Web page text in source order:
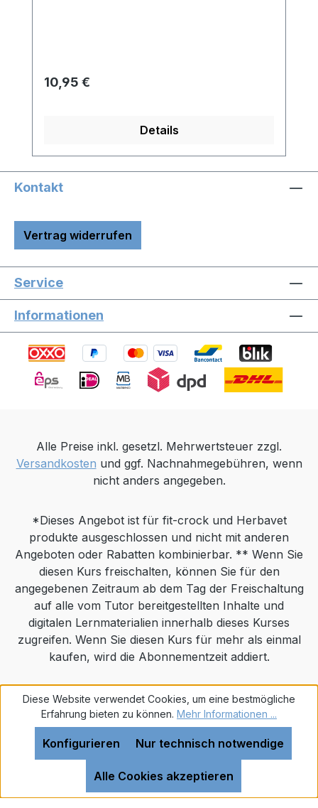
Ernährungsplan von Allergikern
BallaststoffgehaltFür eine vegetarische
Akzeptanz
Regulärer Preis:
10,95 €
Details
Kontakt
Vertrag widerrufen
Service
Informationen
Alle Preise inkl. gesetzl. Mehrwertsteuer zzgl.
Versandkosten und ggf. Nachnahmegebühren, wenn
nicht anders angegeben.
*Dieses Angebot ist für fit-crock und Herbavet
produkte ausgeschlossen und nicht mit anderen
Angeboten oder Rabatten kombinierbar. ** Wenn Sie
diesen Kurs freischalten, können Sie für den
angegebenen Zeitraum ab dem Tag der Freischaltung
auf alle vom Tutor bereitgestellten Inhalte und
digitalen Lernmaterialien innerhalb dieses Kurses
zugreifen. Wenn Sie diesen Kurs für mehr als einmal
kaufen, wird die Abonnementzeit addiert.
Realisiert mit Shopware
Diese Website verwendet Cookies, um eine bestmögliche
Erfahrung bieten zu können. Mehr Informationen ...
Nur technisch notwendige
Konfigurieren
Alle Cookies akzeptieren